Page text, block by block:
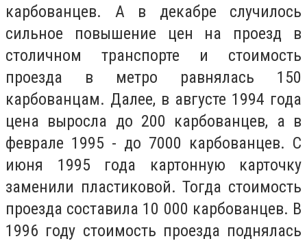
карбованцев. А в декабре случилось
сильное повышение цен на проезд в
столичном транспорте и стоимость
проезда в метро равнялась 150
карбованцам. Далее, в августе 1994 года
цена выросла до 200 карбованцев, а в
феврале 1995 - до 7000 карбованцев. С
июня 1995 года картонную карточку
заменили пластиковой. Тогда стоимость
проезда составила 10 000 карбованцев. В
1996 году стоимость проезда поднялась